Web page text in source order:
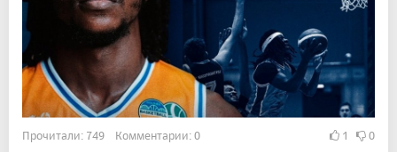
Прочитали: 749 Комментарии: 0 1 0